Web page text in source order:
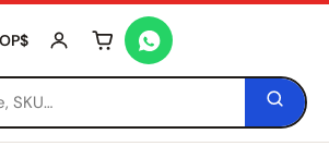
Tu carrito está vacío